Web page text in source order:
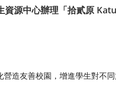
資源中心辦理「拾貳原
營造友善校園，增進學生對不